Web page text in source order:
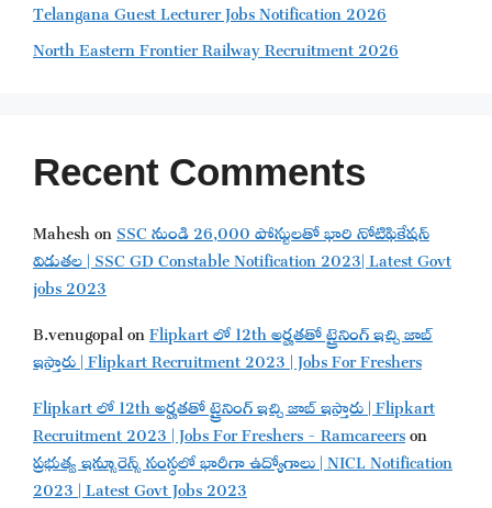
Telangana Guest Lecturer Jobs Notification 2026
North Eastern Frontier Railway Recruitment 2026
Recent Comments
MaheshonSSC నుండి 26,000 పోస్టులతో భారి నోటిఫికేషన్
విడుతల | SSC GD Constable Notification 2023| Latest Govt
jobs 2023
B.venugopalonFlipkart లో 12th అర్హతతో ట్రైనింగ్ ఇచ్చి జాబ్
ఇస్తారు | Flipkart Recruitment 2023 | Jobs For Freshers
Flipkart లో 12th అర్హతతో ట్రైనింగ్ ఇచ్చి జాబ్ ఇస్తారు | Flipkart
Recruitment 2023 | Jobs For Freshers - Ramcareerson
ప్రభుత్వ ఇన్సూరెన్స్ సంస్థలో భారీగా ఉద్యోగాలు | NICL Notification
2023 | Latest Govt Jobs 2023